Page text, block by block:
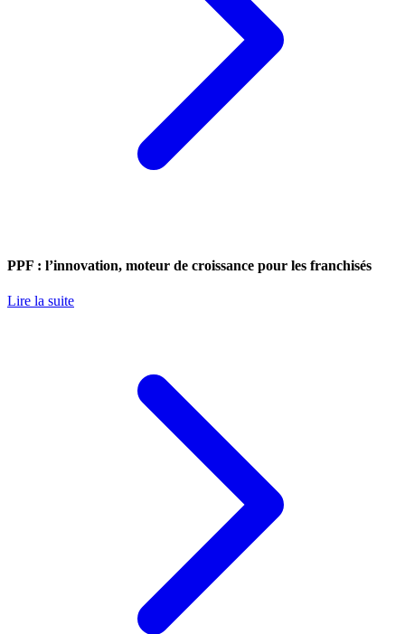
PPF : l’innovation, moteur de croissance pour les franchisés
Lire la suite